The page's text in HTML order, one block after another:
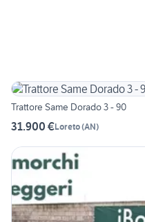
Trattore Same Dorado 3 - 90
31.900 €Loreto(AN)